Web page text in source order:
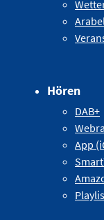
Hören
DAB+
App